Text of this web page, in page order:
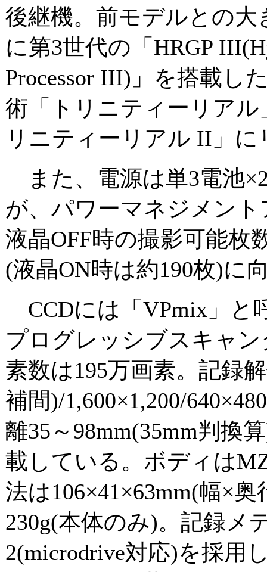
後継機。前モデルとの
に第3世代の「HRGP
Processor III)」を搭載し
術「トリニティーリア
リニティーリアル II」
また、電源は単3電池
が、パワーマネジメン
液晶OFF時の撮影可能枚
(液晶ON時は約190枚)に
CCDには「VPmix」と
プログレッシブスキャ
素数は195万画素。記録
補間)/1,600×1,200/
離35～98mm(35mm判換
載している。ボディは
法は106×41×63mm(幅×
230g(本体のみ)。記録メ
2(microdrive対応)を採用